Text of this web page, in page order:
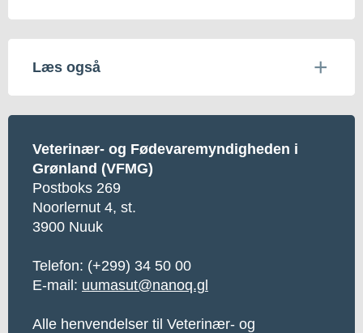
Læs også
Veterinær- og Fødevaremyndigheden i
Grønland (VFMG)
Postboks 269
Noorlernut 4, st.
3900 Nuuk
Telefon: (+299) 34 50 00
E-mail: uumasut@nanoq.gl
Alle henvendelser til Veterinær- og